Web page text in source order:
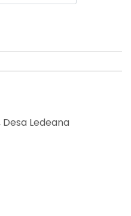
Ledeana